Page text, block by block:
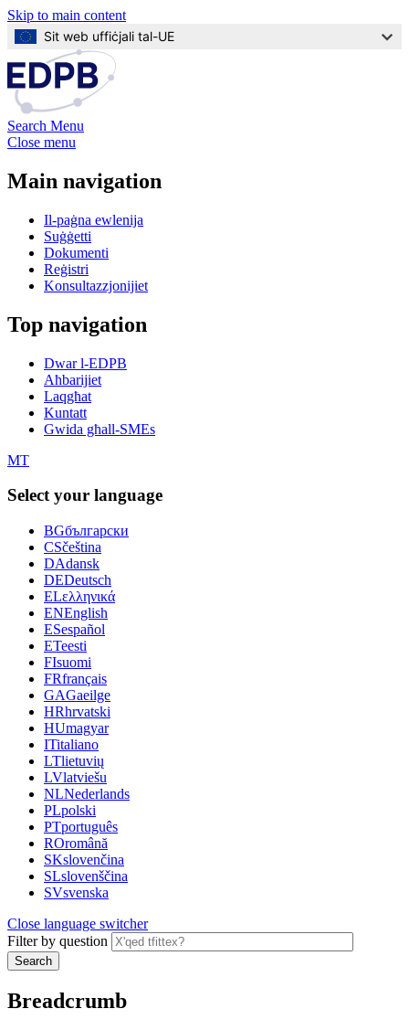
Skip to main content
Sit web uffiċjali tal-UE
Search Menu
Close menu
Main navigation
Il-paġna ewlenija
Suġġetti
Dokumenti
Reġistri
Konsultazzjonijiet
Top navigation
Dwar l-EDPB
Aħbarijiet
Laqgħat
Kuntatt
Gwida għall-SMEs
MT
Select your language
BGбългарски
CSčeština
DAdansk
DEDeutsch
ELελληνικά
ENEnglish
ESespañol
ETeesti
FIsuomi
FRfrançais
GAGaeilge
HRhrvatski
HUmagyar
ITitaliano
LTlietuvių
LVlatviešu
NLNederlands
PLpolski
PTportuguês
ROromână
SKslovenčina
SLslovenščina
SVsvenska
Close language switcher
Filter by question
Search
Breadcrumb